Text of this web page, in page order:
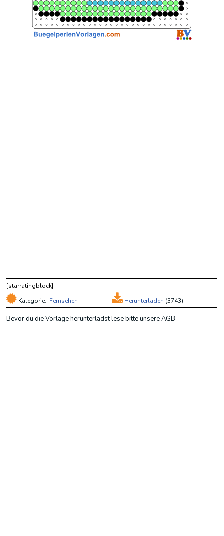
[starratingblock]
Herunterladen (3743)
Kategorie: Fernsehen
Bevor du die Vorlage herunterlädst lese bitte unsere AGB